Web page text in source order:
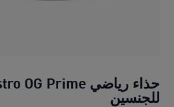
للجنسين